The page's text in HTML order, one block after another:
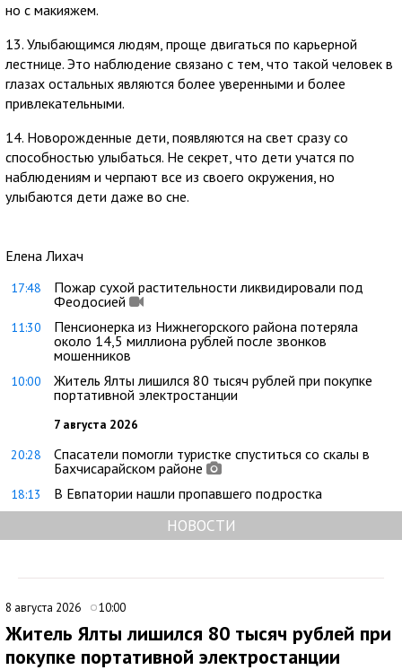
но с макияжем.
13. Улыбающимся людям, проще двигаться по карьерной
лестнице. Это наблюдение связано с тем, что такой человек в
глазах остальных являются более уверенными и более
привлекательными.
14. Новорожденные дети, появляются на свет сразу со
способностью улыбаться. Не секрет, что дети учатся по
наблюдениям и черпают все из своего окружения, но
улыбаются дети даже во сне.
Елена Лихач
17:48
Пожар сухой растительности ликвидировали под
Феодосией
11:30
Пенсионерка из Нижнегорского района потеряла
около 14,5 миллиона рублей после звонков
мошенников
10:00
Житель Ялты лишился 80 тысяч рублей при покупке
портативной электростанции
7 августа 2026
20:28
Спасатели помогли туристке спуститься со скалы в
Бахчисарайском районе
18:13 В Евпатории нашли пропавшего подростка
НОВОСТИ
8 августа 2026 10:00
Житель Ялты лишился 80 тысяч рублей при
покупке портативной электростанции